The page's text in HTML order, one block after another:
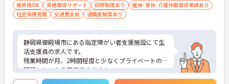
無資格OK 資格取得サポート 研修制度あり
産休･育休･介護休暇取得実績あり
社会保険完備
交通費支給 退職金制度あり
静岡県御殿場市にある指定障がい者支援施設にて生
活支援員の求人です。
残業時間が月、2時間程度と少なくプライベートの
時間もしっかり確保できます！
ご興味をお持ちの方はお気軽にお問合せ下さい。